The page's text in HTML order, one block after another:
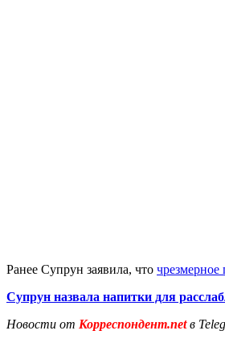
Ранее Супрун заявила, что чрезмерное
Супрун назвала напитки для
Новости от Корреспондент.netв